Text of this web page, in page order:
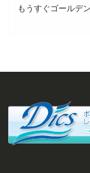
もうすぐゴールデ